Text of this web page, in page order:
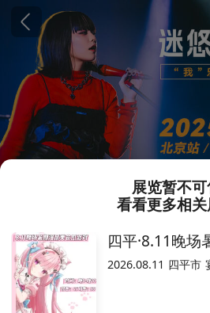
北京·迷悠奈_MIYUNA“我”乐
消）
2025.12.28（以现场为准）
展览暂不
看看更多相
四平·8.11晚场
2026.08.11 四平市